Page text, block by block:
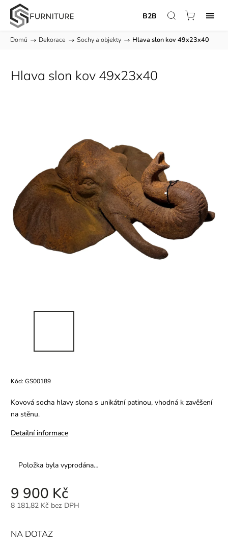
B2B
Domů / Dekorace / Sochy a objekty / Hlava slon kov 49x23x40
Hlava slon kov 49x23x40
Kód: GS00189
Kovová socha hlavy slona s unikátní patinou, vhodná k zavěšení
na stěnu.
Detailní informace
Položka byla vyprodána…
9 900 Kč
8 181,82 Kč bez DPH
NA DOTAZ